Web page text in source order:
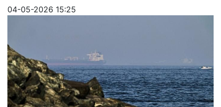
04-05-2026 15:25